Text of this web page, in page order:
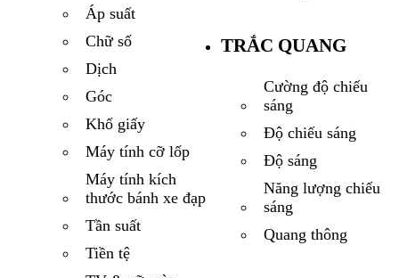
Áp suất
Chữ số
Dịch
Góc
Khổ giấy
Máy tính cỡ lốp
Máy tính kích
thước bánh xe đạp
Tần suất
Tiền tệ
TRẮC QUANG
Cường độ chiếu
sáng
Độ chiếu sáng
Độ sáng
Năng lượng chiếu
sáng
Quang thông